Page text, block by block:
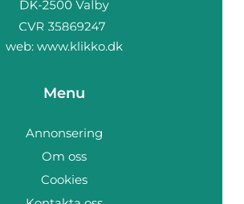
web: www.klikko.dk
Menu
Annonsering
Om oss
Cookies